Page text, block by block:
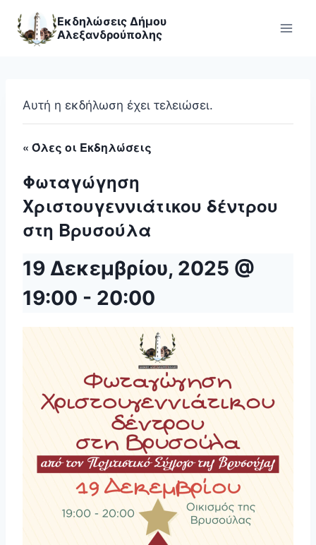
content
Εκδηλώσεις Δήμου
Αλεξανδρούπολης
Αυτή η εκδήλωση έχει τελειώσει.
« Όλες οι Εκδηλώσεις
Φωταγώγηση
Χριστουγεννιάτικου δέντρου
στη Βρυσούλα
19 Δεκεμβρίου, 2025 @
19:00 - 20:00